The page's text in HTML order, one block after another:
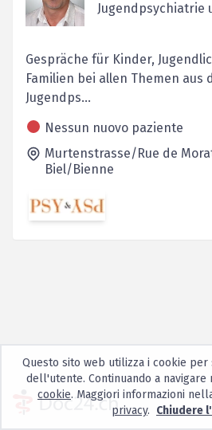
Jugendpsychiatrie
Gespräche für Kinder,
Familien bei allen Themen aus
Jugendps...
Nessun nuovo paziente
Murtenstrasse/Rue de
Biel/Bienne
Questo sito web utilizza i cookie
dell'utente. Continuando a
cookie. Maggiori informazioni
privacy. Chiudere